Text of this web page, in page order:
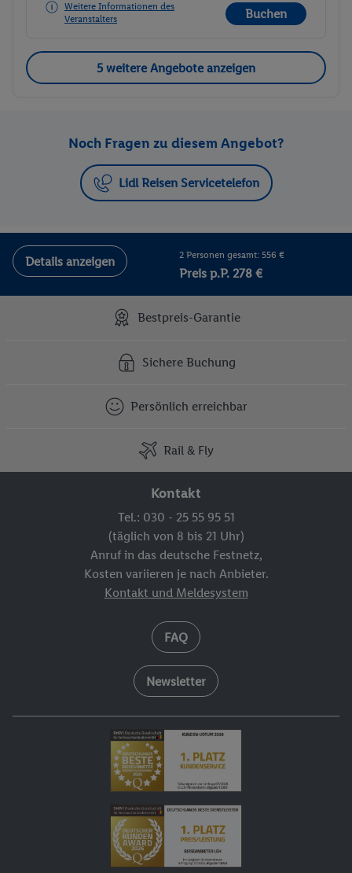
Weitere Informationen des
Veranstalters
Buchen
5 weitere Angebote anzeigen
Noch Fragen zu diesem Angebot?
Lidl Reisen Servicetelefon
Details anzeigen 2 Personen gesamt: 556 €
Preis p.P. 278 €
Bestpreis-Garantie
Sichere Buchung
Persönlich erreichbar
Rail & Fly
Kontakt
Tel.: 030 - 25 55 95 51
(täglich von 8 bis 21 Uhr)
Anruf in das deutsche Festnetz,
Kosten variieren je nach Anbieter.
Kontakt und Meldesystem
FAQ
Newsletter